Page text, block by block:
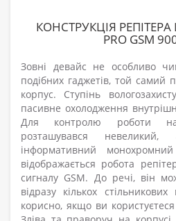
КОНСТРУКЦІЯ РЕПІТЕРА
PRO GSM
Зовні девайс не особливо
подібних гаджетів, той самий
корпус. Ступінь
пасивне охолодження
Для контролю роботи
розташувався
інформативний
відображається робота
сигналу GSM. До речі, він
відразу кількох
корисно, якщо ви